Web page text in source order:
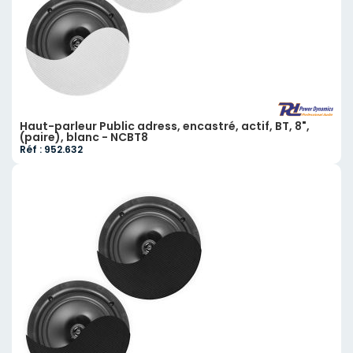
Haut-parleur Public adress, encastré, actif, BT, 8",
(paire), blanc - NCBT8
Réf : 952.632